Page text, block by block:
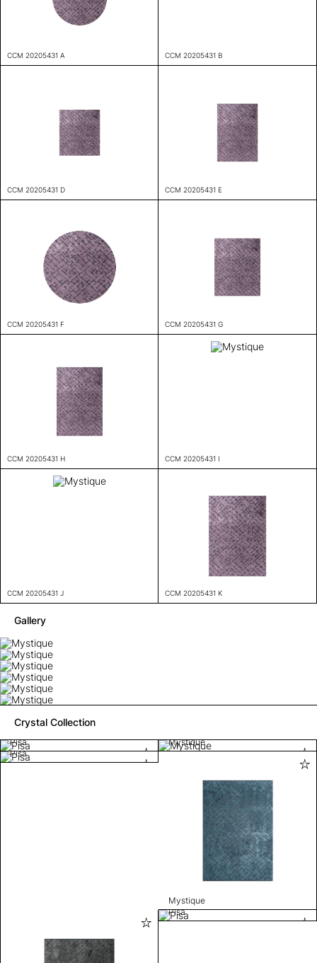
CCM 20205431 A CCM 20205431 B
CCM 20205431 D CCM 20205431 E
CCM 20205431 F CCM 20205431 G
CCM 20205431 H CCM 20205431 I
CCM 20205431 J CCM 20205431 K
Gallery
Crystal Collection
Pisa
Mystique
Pisa
Mystique
Pisa